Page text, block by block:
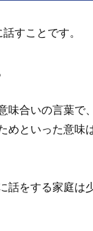
すことです。
味合いの言葉で
めといった意味
話をする家庭は